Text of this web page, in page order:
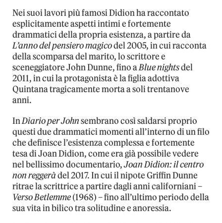
Nei suoi lavori più famosi Didion ha raccontato
esplicitamente aspetti intimi e fortemente
drammatici della propria esistenza, a partire da
L’anno del pensiero magicodel 2005, in cui racconta
della scomparsa del marito, lo scrittore e
sceneggiatore John Dunne, fino aBlue nightsdel
2011, in cui la protagonista è la figlia adottiva
Quintana tragicamente morta a soli trentanove
anni.
InDiario per Johnsembrano così saldarsi proprio
questi due drammatici momenti all’interno di un filo
che definisce l’esistenza complessa e fortemente
tesa di Joan Didion, come era già possibile vedere
nel bellissimo documentario,Joan Didion: il centro
non reggeràdel 2017. In cui il nipote Griffin Dunne
ritrae la scrittrice a partire dagli anni californiani –
Verso Betlemme(1968) – fino all’ultimo periodo della
sua vita in bilico tra solitudine e anoressia.